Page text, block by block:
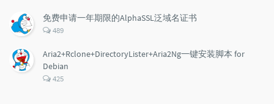
数：
免费申请一年期限的AlphaSSL泛域名证书
评
数：
489
Aria2+Rclone+DirectoryLister+Aria2Ng一键安装脚本 for
Debian
评
425